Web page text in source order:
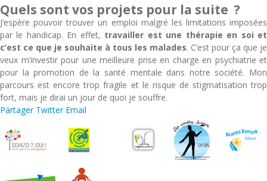
Quels sont vos projets pour la suite ?
J’espère pouvoir trouver un emploi malgré les limitations imposées
par le handicap. En effet, travailler est une thérapie en soi et
c’est ce que je souhaite à tous les malades. C’est pour ça que je
veux m’investir pour une meilleure prise en charge en psychiatrie et
pour la promotion de la santé mentale dans notre société. Mon
parcours est encore trop fragile et le risque de stigmatisation trop
fort, mais je dirai un jour de quoi je souffre.
Partager Twitter Email